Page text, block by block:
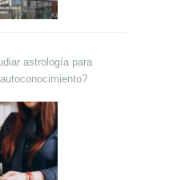
astrología para